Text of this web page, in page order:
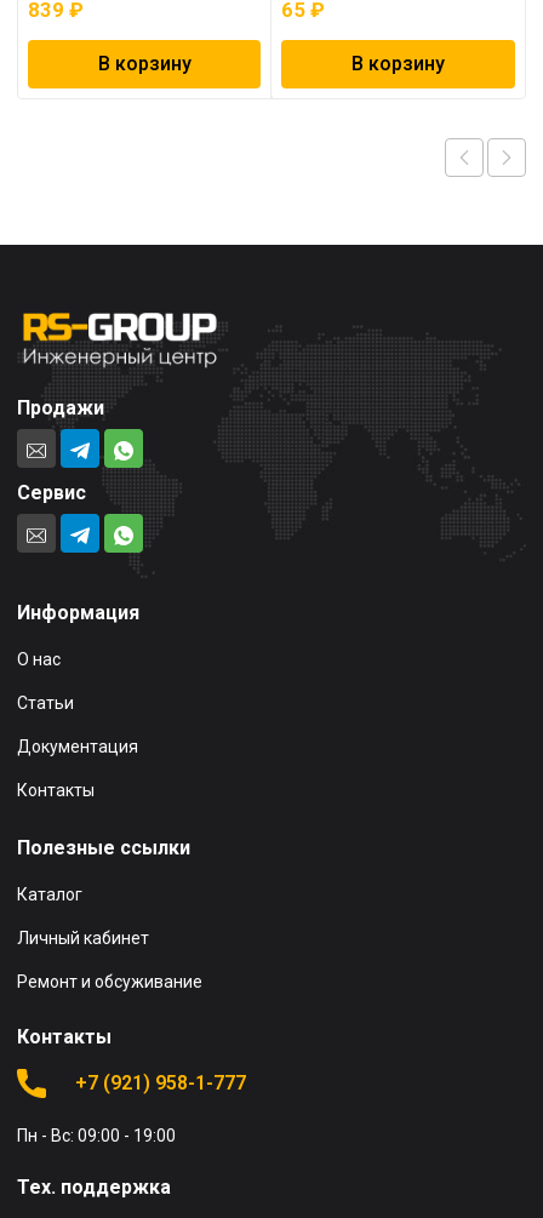
839 ₽
В корзину
65₽
В корзину
Продажи
Сервис
Информация
О нас
Статьи
Документация
Контакты
Полезные ссылки
Каталог
Личный кабинет
Ремонт и обсуживание
Контакты
+7 (921) 958-1-777
Пн - Вс: 09:00 - 19:00
Тех. поддержка